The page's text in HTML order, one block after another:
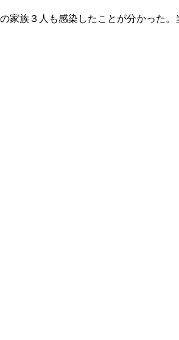
家族３人も感染したことが分かった。